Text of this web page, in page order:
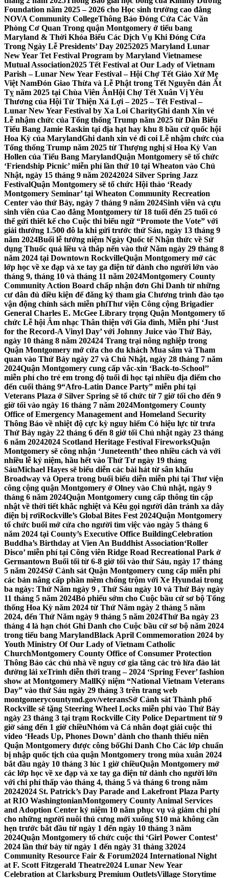
Foundation năm 2025 – 2026 cho Học sinh trường cao đẳng
NOVA Community CollegeThông Báo Đóng Cửa Các Văn
Phòng Cơ Quan Trong quận Montgomery ở tiểu bang
Maryland & Thời Khóa Biểu Các Dịch Vụ Khi Đóng Cửa
Trong Ngày Lễ Presidents’ Day 20252025 Maryland Lunar
New Year Tet Festival Program by Maryland Vietnamese
Mutual Association2025 Tết Festival at Our Lady of Vietnam
Parish – Lunar New Year Festival – Hội Chợ Tết Giáo Xứ Mẹ
Việt NamĐón Giao Thừa và Lễ Phật trong Tết Nguyên đán Ất
Tỵ năm 2025 tại Chùa Viên ÂnHội Chợ Tết Xuân Vị Yêu
Thương của Hội Từ Thiện Xá Lợi – 2025 – Tết Festival –
Lunar New Year Festival by Xa Loi CharityGhi danh Xin vé
Lễ nhậm chức của Tổng thống Trump năm 2025 từ Dân Biểu
Tiểu Bang Jamie Raskin tại địa hạt hay khu 8 bầu cử quốc hội
Hoa Kỳ của MarylandGhi danh xin vé đi coi Lễ nhậm chức của
Tổng thống Trump năm 2025 từ Thượng nghị sĩ Hoa Kỳ Van
Hollen của Tiểu Bang MarylandQuận Montgomery sẽ tổ chức
‘Friendship Picnic’ miễn phí lần thứ 10 tại Wheaton vào Chủ
Nhật, ngày 15 tháng 9 năm 20242024 Silver Spring Jazz
FestivalQuận Montgomery sẽ tổ chức Hội thảo ‘Ready
Montgomery Seminar’ tại Wheaton Community Recreation
Center vào thứ Bảy, ngày 7 tháng 9 năm 2024Sinh viên và cựu
sinh viên của Cao đẳng Montgomery từ 18 tuổi đến 25 tuổi có
thể gửi thiết kế cho Cuộc thi biểu ngữ “Promote the Vote” với
giải thưởng 1.500 đô la khi gửi trước thứ Sáu, ngày 13 tháng 9
năm 2024Buổi lễ tưởng niệm Ngày Quốc tế Nhận thức về Sử
dụng Thuốc quá liều và thắp nến vào thứ Năm ngày 29 tháng 8
năm 2024 tại Downtown RockvilleQuận Montgomery mở các
lớp học về xe đạp và xe tay ga điện tử dành cho người lớn vào
tháng 9, tháng 10 và tháng 11 năm 2024Montgomery County
Community Action Board chấp nhận đơn Ghi Danh từ những
cư dân đủ điều kiện để đăng ký tham gia Chương trình đào tạo
vận động chính sách miễn phíThư viện Công cộng Brigadier
General Charles E. McGee Library trọng Quận Montgomery tổ
chức Lễ hội Âm nhạc Thân thiện với Gia đình, Miễn phí ‘Just
for the Record-A Vinyl Day’ với Johnny Juice vào Thứ Bảy,
ngày 10 tháng 8 năm 202424 Trang trại nông nghiệp trong
Quận Montgomery mở cửa cho du khách Mua sắm và Tham
quan vào Thứ Bảy ngày 27 và Chủ Nhật, ngày 28 tháng 7 năm
2024Quận Montgomery cung cấp vắc-xin ‘Back-to-School’’
miễn phí cho trẻ em trong độ tuổi đi học tại nhiều địa điểm cho
đến cuối tháng 9“Afro-Latin Dance Party” miễn phí tại
Veterans Plaza ở Silver Spring sẽ tổ chức từ 7 giờ tối cho đến 9
giờ tối vào ngày 16 tháng 7 năm 2024Montgomery County
Office of Emergency Management and Homeland Security
Thông Báo về nhiệt độ cực kỳ nguy hiểm Có hiệu lực từ trưa
Thứ Bảy ngày 22 tháng 6 đến 8 giờ tối Chủ nhật ngày 23 tháng
6 năm 20242024 Scotland Heritage Festival FireworksQuận
Montgomery sẽ công nhận ‘Juneteenth’ theo nhiều cách và với
nhiều lễ kỷ niệm, hầu hết vào Thứ Tư ngày 19 tháng
SáuMichael Hayes sẽ biểu diễn các bài hát từ sân khấu
Broadway và Opera trong buổi biểu diễn miễn phí tại Thư viện
công cộng quận Montgomery ở Olney vào Chủ nhật, ngày 9
tháng 6 năm 2024Quận Montgomery cung cấp thông tin cập
nhật về thời tiết khắc nghiệt và Kêu gọi người dân tránh xa dây
điện bị rơiRockville’s Global Bites Fest 2024Quận Montgomery
tổ chức buổi mở cửa cho người tìm việc vào ngày 5 tháng 6
năm 2024 tại County’s Executive Office BuildingCelebration
Buddha’s Birthday at Vien An Buddhist Association‘Roller
Disco’ miễn phí tại Công viên Ridge Road Recreational Park ở
Germantown Buổi tối từ 6-8 giờ tối vào thứ Sáu, ngày 17 tháng
5 năm 2024Sở Cảnh sát Quận Montgomery cung cấp miễn phí
các bản nâng cấp phần mềm chống trộm với Xe Hyundai trong
ba ngày: Thứ Năm ngày 9 , Thứ Sáu ngày 10 và Thứ Bảy ngày
11 tháng 5 năm 2024Bỏ phiếu sớm cho Cuộc bầu cử sơ bộ Tổng
thống Hoa Kỳ năm 2024 từ Thứ Năm ngày 2 tháng 5 năm
2024, đến Thứ Năm ngày 9 tháng 5 năm 2024Thứ Ba ngày 23
tháng 4 là hạn chót Ghi Danh cho Cuộc bầu cử sơ bộ năm 2024
trong tiểu bang MarylandBlack April Commemoration 2024 by
Youth Ministry Of Our Lady of Vietnam Catholic
ChurchMontgomery County Office of Consumer Protection
Thông Báo các chủ nhà về nguy cơ gia tăng các trò lừa đảo lát
đường lái xeTrình diễn thời trang – 2024 ‘Spring Fever’ fashion
show at Montgomery MallKỷ niệm “National Vietnam Veterans
Day” vào thứ Sáu ngày 29 tháng 3 trên trang web
montgomerycountymd.gov/veteransSở Cảnh sát Thành phố
Rockville sẽ tặng Steering Wheel Locks miễn phí vào Thứ Bảy
ngày 23 tháng 3 tại trạm Rockville City Police Department từ 9
giờ sáng đến 1 giờ chiềuNhóm và Cá nhân đoạt giải cuộc thi
video ‘Heads Up, Phones Down’ dành cho thanh thiếu niên
Quận Montgomery được công bốGhi Danh Cho Các lớp chuẩn
bị nhập quốc tịch của quận Montgomery trong mùa xuân 2024
bắt đầu ngày 10 tháng 3 lúc 1 giờ chiềuQuận Montgomery mở
các lớp học về xe đạp và xe tay ga điện tử dành cho người lớn
với chi phí thấp vào tháng 4, tháng 5 và tháng 6 trong năm
20242024 St. Patrick’s Day Parade and Lakefront Plaza Party
at RIO WashingtonianMontgomery County Animal Services
and Adoption Center kỷ niệm 10 năm phục vụ và giảm chi phí
cho những người nuôi thú cưng mới xuống $10 mà không cần
hẹn trước bắt đầu từ ngày 1 đến ngày 10 tháng 3 năm
2024Quận Montgomery tổ chức cuộc thi ‘Girl Power Contest’
2024 lần thứ bảy từ ngày 1 đến ngày 31 tháng 32024
Community Resource Fair & Forum2024 International Night
at F. Scott Fitzgerald Theatre2024 Lunar New Year
Celebration at Clarksburg Premium OutletsVillage Storytime